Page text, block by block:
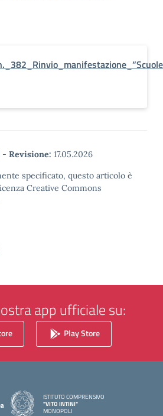
- Revisione: 17.05.2026
specificato, questo articolo è
Creative Commons
app ufficiale su:
Play Store
ISTITUTO COMPRENSIVO
"VITO INTINI"
MONOPOLI